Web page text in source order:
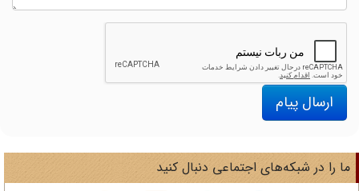
ارسال پیام
را در شبکه‌های اجتماعی دنبال کنید